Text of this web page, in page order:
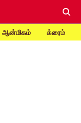
ஆன்மிகம் க்ரைம்